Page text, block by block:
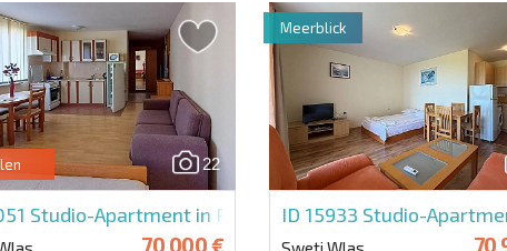
22
Studio-Apartment in Panorama Fort
70 000 €
ID 15933 Studio-
70
Meerblick